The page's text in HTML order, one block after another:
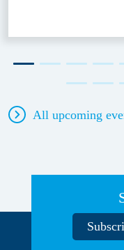
All upcoming